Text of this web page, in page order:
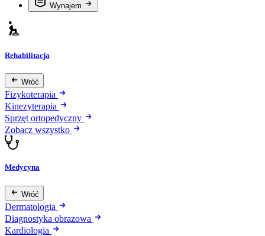
Wynajem
Rehabilitacja
Wróć
Fizykoterapia
Kinezyterapia
Sprzęt ortopedyczny
Zobacz wszystko
Medycyna
Wróć
Dermatologia
Diagnostyka obrazowa
Kardiologia